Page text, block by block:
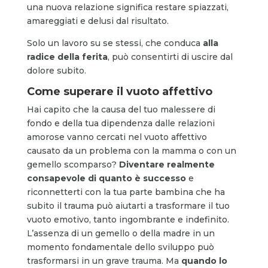
una nuova relazione significa restare spiazzati,
amareggiati e delusi dal risultato.
Solo un lavoro su se stessi, che conduca alla
radice della ferita, può consentirti di uscire dal
dolore subito.
Come superare il vuoto affettivo
Hai capito che la causa del tuo malessere di
fondo e della tua dipendenza dalle relazioni
amorose vanno cercati nel vuoto affettivo
causato da un problema con la mamma o con un
gemello scomparso? Diventare realmente
consapevole di quanto è successoe
riconnetterti con la tua parte bambina che ha
subito il trauma può aiutarti a trasformare il tuo
vuoto emotivo, tanto ingombrante e indefinito.
L’assenza di un gemello o della madre in un
momento fondamentale dello sviluppo può
trasformarsi in un grave trauma. Ma quando lo